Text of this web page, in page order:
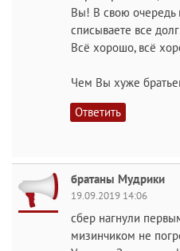
Вы! В свою очередь
списываете все
Всё хорошо, всё
Чем Вы хуже
Ответить
братаны Мудрики
19.09.2019 14:06
сбер нагнули
мизинчиком не